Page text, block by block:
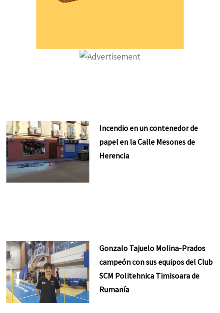
Incendio en un contenedor de
papel en la Calle Mesones de
Herencia
Gonzalo Tajuelo Molina-Prados
campeón con sus equipos del Club
SCM Politehnica Timisoara de
Rumanía